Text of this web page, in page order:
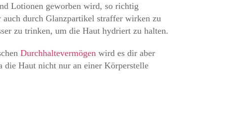
Lotionen geworben wird, so richtig
durch Glanzpartikel straffer wirken zu
zu trinken, um die Haut hydriert zu halten.
Durchhaltevermögen wird es dir aber
die Haut nicht nur an einer Körperstelle